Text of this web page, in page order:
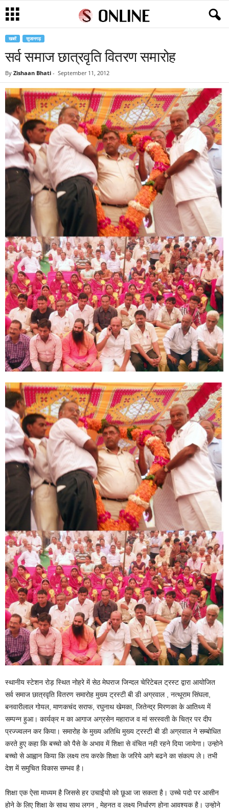
खबरें सुजानगढ़
सर्व समाज छात्रवृति वितरण समारोह
By Zishaan Bhati - September 11, 2012
स्थानीय स्टेशन रोड़ स्थित नोहरे में सेठ मेघराज जिन्दल चेरिटेबल ट्रस्ट द्वारा आयोजित
सर्व समाज छात्रवृति वितरण समारोह मुख्य ट्रस्टी बी डी अग्रवाल , नत्थूराम सिंघला,
बनवारीलाल गोयल, माणकचंद सराफ, रघुनाथ खेमका, जितेन्द्र मिरणका के आतिथ्य में
सम्पन्न हुआ। कार्यक्र म का आगाज अग्रसेन महाराज व मां सरस्वती के चित्र पर दीप
प्रज्ज्वलन कर किया। समारोह के मुख्य अतिथि मुख्य ट्रस्टी बी डी अग्रवाल ने सम्बोधित
करते हुए कहा कि बच्चो को पैसे के अभाव में शिक्षा से वंचित नही रहने दिया जायेगा। उन्होने
बच्चो से आह्वान किया कि लक्ष्य तय करके शिक्षा के जरिये आगे बढने का संकल्प ले। तभी
देश में समुचित विकास सम्भव है।
शिक्षा एक ऐसा माध्यम है जिससे हर उचाईंयो को छूआ जा सकता है। उच्चे पदो पर आसीन
होने के लिए शिक्षा के साथ साथ लगन , मेहनत व लक्ष्य निर्धारण होना आवश्यक है। उन्होने